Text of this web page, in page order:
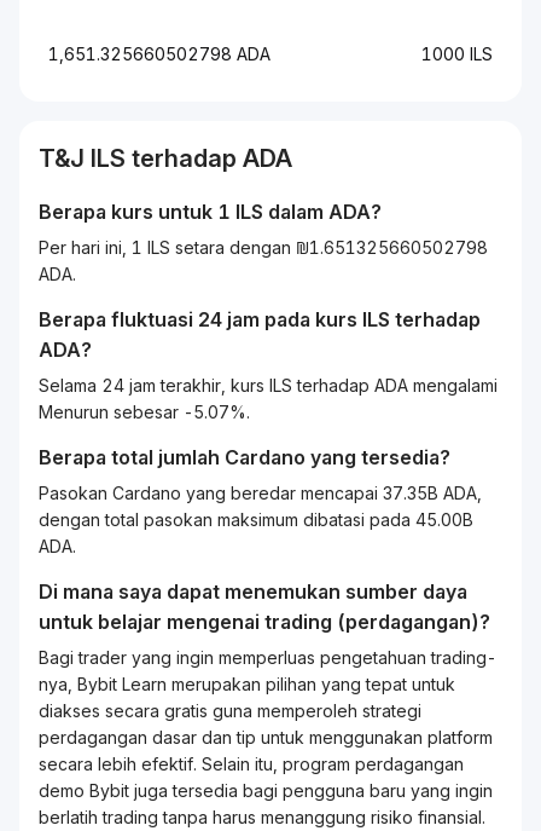
1,651.325660502798 ADA 1000 ILS
T&J ILS terhadap ADA
Berapa kurs untuk 1 ILS dalam ADA?
Per hari ini, 1 ILS setara dengan ₪1.651325660502798
ADA.
Berapa fluktuasi 24 jam pada kurs ILS terhadap
ADA?
Selama 24 jam terakhir, kurs ILS terhadap ADA mengalami
Menurun sebesar -5.07%.
Berapa total jumlah Cardano yang tersedia?
Pasokan Cardano yang beredar mencapai 37.35B ADA,
dengan total pasokan maksimum dibatasi pada 45.00B
ADA.
Di mana saya dapat menemukan sumber daya
untuk belajar mengenai trading (perdagangan)?
Bagi trader yang ingin memperluas pengetahuantrading-
nya, Bybit Learn merupakan pilihan yang tepat untuk
diakses secara gratis guna memperoleh strategi
perdagangan dasar dan tip untuk menggunakan platform
secara lebih efektif. Selain itu, program perdagangan
demo Bybit juga tersedia bagi pengguna baru yang ingin
berlatihtradingtanpa harus menanggung risiko finansial.